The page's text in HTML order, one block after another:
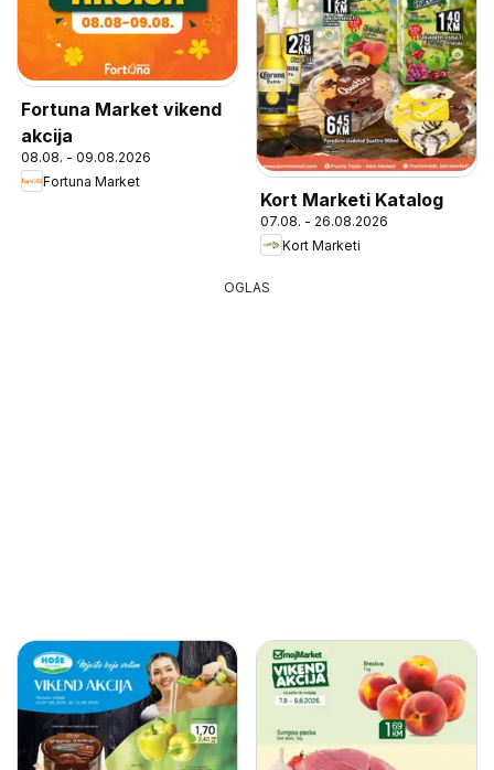
Fortuna Market vikend
akcija
08.08. - 09.08.2026
Fortuna Market
Kort Marketi Katalog
07.08. - 26.08.2026
Kort Marketi
OGLAS